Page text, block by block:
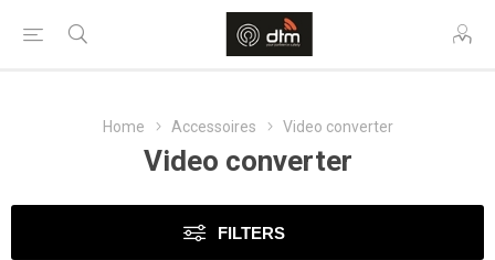
Home Accessoires Video converter
Video converter
FILTERS